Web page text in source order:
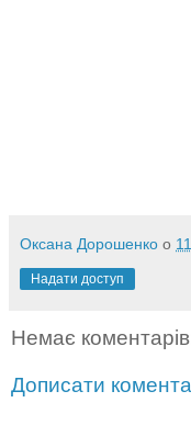
Оксана Дорошенко о
Надати доступ
Немає
Дописати